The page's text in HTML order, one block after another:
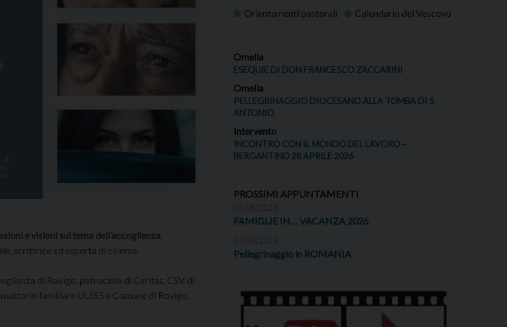
e visioni sul tema dell’accoglienza
scrittrice ed esperta di cinema.
di Rovigo, patrocinio di Caritas, CSV di
familiare ULSS5 e Comune di Rovigo.
Orientamenti pastorali Calendario del Vescovo
Omelia
ESEQUIE DI DON FRANCESCO ZACCARINI
Omelia
PELLEGRINAGGIO DIOCESANO ALLA TOMBA DI S.
ANTONIO
Intervento
INCONTRO CON IL MONDO DEL LAVORO –
BERGANTINO 28 APRILE 2026
PROSSIMI APPUNTAMENTI
FAMIGLIE IN… VACANZA 2026
Pellegrinaggio in ROMANIA